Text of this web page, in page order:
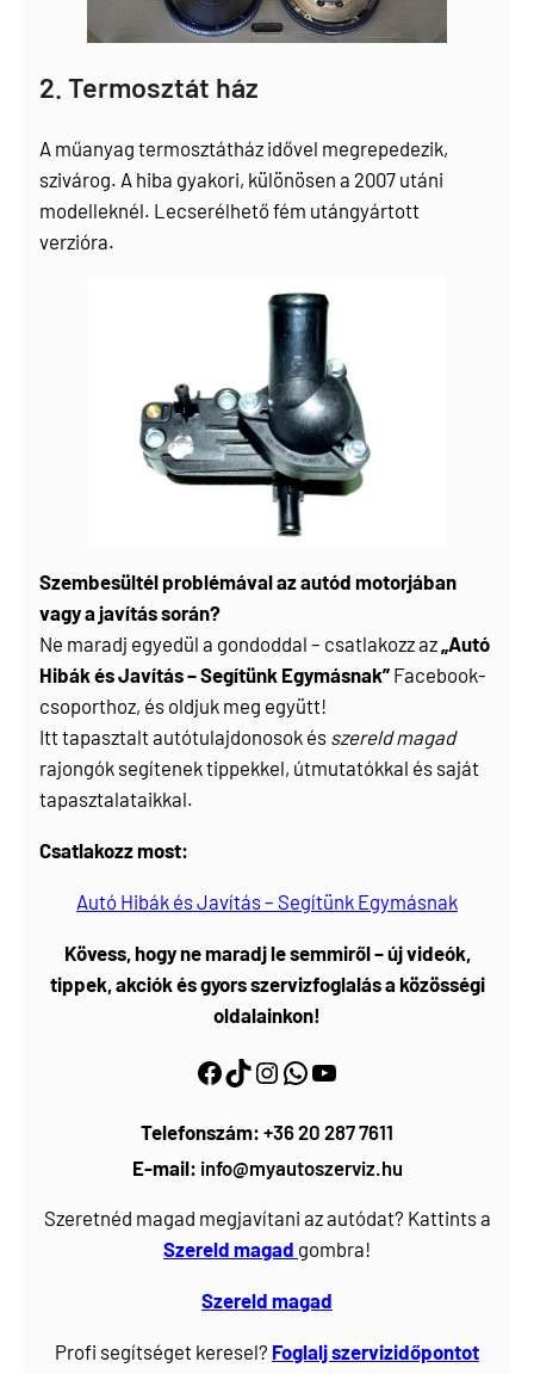
2. Termosztát ház
A műanyag termosztátház idővel megrepedezik,
szivárog. A hiba gyakori, különösen a 2007 utáni
modelleknél. Lecserélhető fém utángyártott
verzióra.
Szembesültél problémával az autód motorjában
vagy a javítás során?
Ne maradj egyedül a gondoddal – csatlakozz az„Autó
Hibák és Javítás – Segítünk Egymásnak” Facebook-
csoporthoz, és oldjuk meg együtt!
Itt tapasztalt autótulajdonosok és szereld magad
rajongók segítenek tippekkel, útmutatókkal és saját
tapasztalataikkal.
Csatlakozz most:
Autó Hibák és Javítás – Segítünk Egymásnak
Kövess, hogy ne maradj le semmiről – új videók,
tippek, akciók és gyors szervizfoglalás a közösségi
oldalainkon!
Facebook https://www.tiktok.com/@myautoszerviz.hu https://www.instagram.com/myautoszerviz.hu/ wa.me/36202877611 YouTube
Telefonszám: +36 20 287 7611
E-mail: info@myautoszerviz.hu
Szeretnéd magad megjavítani az autódat? Kattints a
Szereld magad gombra!
Szereld magad
Profi segítséget keresel? Foglaljszervizidőpontot